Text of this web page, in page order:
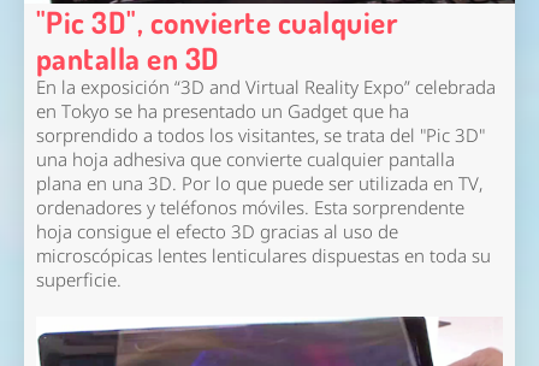
"Pic 3D", convierte cualquier
pantalla en 3D
En la exposición “3D and Virtual Reality Expo” celebrada
en Tokyo se ha presentado un Gadget que ha
sorprendido a todos los visitantes, se trata del "Pic 3D"
una hoja adhesiva que convierte cualquier pantalla
plana en una 3D. Por lo que puede ser utilizada en TV,
ordenadores y teléfonos móviles. Esta sorprendente
hoja consigue el efecto 3D gracias al uso de
microscópicas lentes lenticulares dispuestas en toda su
superficie.